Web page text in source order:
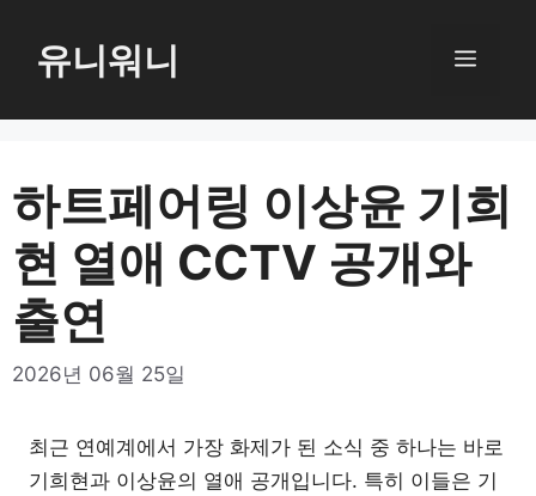
로
뛰
기
유니워니 메
하트페어링 이상윤 기희
현 열애 CCTV 공개와
출연
2026년 06월 25일
최근 연예계에서 가장 화제가 된 소식 중 하나는 바로
기희현과 이상윤의 열애 공개입니다. 특히 이들은 기